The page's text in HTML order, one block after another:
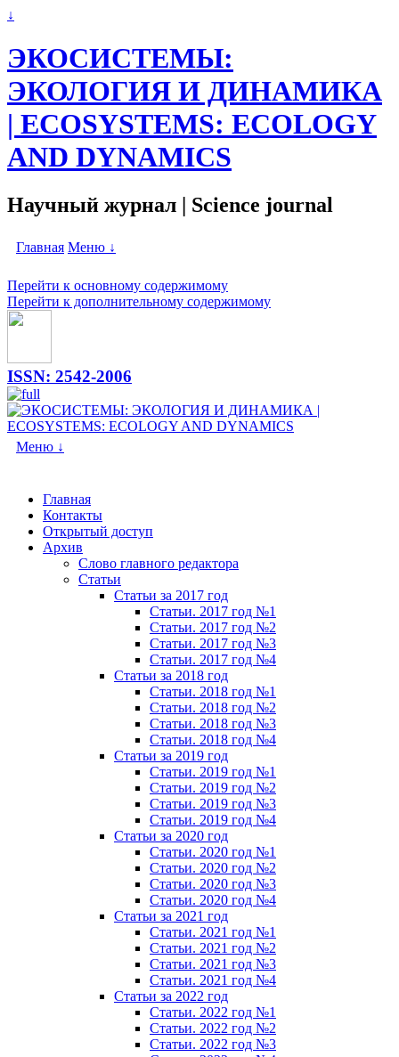
↓
ЭКОСИСТЕМЫ:
ЭКОЛОГИЯ И ДИНАМИКА
| ECOSYSTEMS: ECOLOGY
AND DYNAMICS
Научный журнал | Science journal
Главная Меню ↓
Перейти к основному содержимому
Перейти к дополнительному содержимому
ISSN: 2542-2006
Меню ↓
Главная
Контакты
Открытый доступ
Архив
Слово главного редактора
Статьи
Статьи за 2017 год
Статьи. 2017 год №1
Статьи. 2017 год №2
Статьи. 2017 год №3
Статьи. 2017 год №4
Статьи за 2018 год
Статьи. 2018 год №1
Статьи. 2018 год №2
Статьи. 2018 год №3
Статьи. 2018 год №4
Статьи за 2019 год
Статьи. 2019 год №1
Статьи. 2019 год №2
Статьи. 2019 год №3
Статьи. 2019 год №4
Статьи за 2020 год
Статьи. 2020 год №1
Статьи. 2020 год №2
Статьи. 2020 год №3
Статьи. 2020 год №4
Статьи за 2021 год
Статьи. 2021 год №1
Статьи. 2021 год №2
Статьи. 2021 год №3
Статьи. 2021 год №4
Статьи за 2022 год
Статьи. 2022 год №1
Статьи. 2022 год №2
Статьи. 2022 год №3